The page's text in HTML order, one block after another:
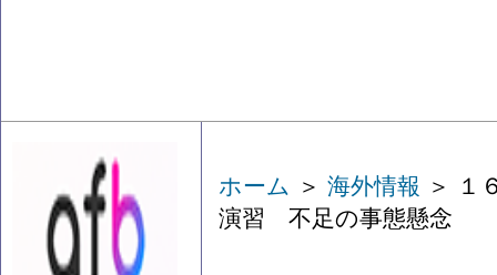
ホーム ＞ 海外情報 ＞ １
演習 不足の事態懸念